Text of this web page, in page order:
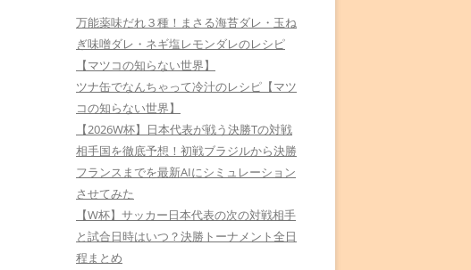
万能薬味だれ３種！まさる海苔ダレ・玉ね
ぎ味噌ダレ・ネギ塩レモンダレのレシピ
【マツコの知らない世界】
ツナ缶でなんちゃって冷汁のレシピ【マツ
コの知らない世界】
【2026W杯】日本代表が戦う決勝Tの対戦
相手国を徹底予想！初戦ブラジルから決勝
フランスまでを最新AIにシミュレーション
させてみた
【W杯】サッカー日本代表の次の対戦相手
と試合日時はいつ？決勝トーナメント全日
程まとめ